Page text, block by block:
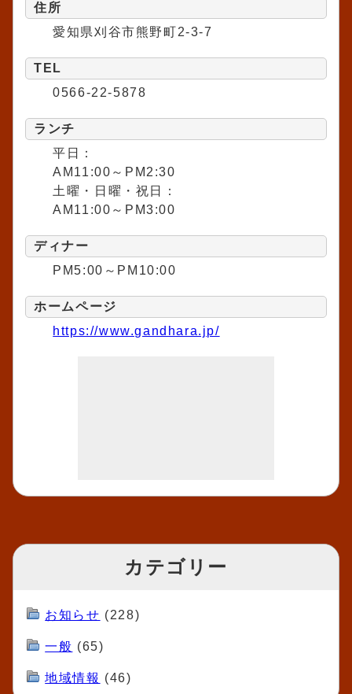
住所
愛知県刈谷市熊野町2-3-7
TEL
0566-22-5878
ランチ
平日：
AM11:00～PM2:30
土曜・日曜・祝日：
AM11:00～PM3:00
ディナー
PM5:00～PM10:00
ホームページ
https://www.gandhara.jp/
カテゴリー
お知らせ (228)
一般 (65)
地域情報 (46)